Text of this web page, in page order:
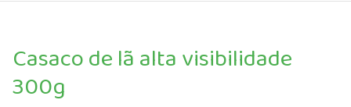
Casaco de lã alta visibilidade
300g